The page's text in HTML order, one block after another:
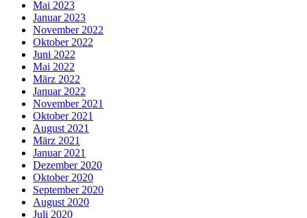
Mai 2023
Januar 2023
November 2022
Oktober 2022
Juni 2022
Mai 2022
März 2022
Januar 2022
November 2021
Oktober 2021
August 2021
März 2021
Januar 2021
Dezember 2020
Oktober 2020
September 2020
August 2020
Juli 2020